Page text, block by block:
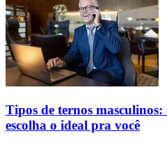
Tipos de ternos masculinos:
escolha o ideal pra você